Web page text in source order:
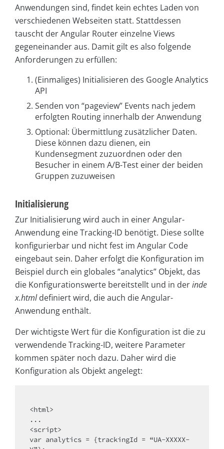
Anwendungen sind, findet kein echtes Laden von
verschiedenen Webseiten statt. Stattdessen
tauscht der Angular Router einzelne Views
gegeneinander aus. Damit gilt es also folgende
Anforderungen zu erfüllen:
(Einmaliges) Initialisieren des Google Analytics
API
Senden von “pageview” Events nach jedem
erfolgten Routing innerhalb der Anwendung
Optional: Übermittlung zusätzlicher Daten.
Diese können dazu dienen, ein
Kundensegment zuzuordnen oder den
Besucher in einem A/B-Test einer der beiden
Gruppen zuzuweisen
Initialisierung
Zur Initialisierung wird auch in einer Angular-
Anwendung eine Tracking-ID benötigt. Diese sollte
konfigurierbar und nicht fest im Angular Code
eingebaut sein. Daher erfolgt die Konfiguration im
Beispiel durch ein globales “analytics” Objekt, das
die Konfigurationswerte bereitstellt und in derinde
x.htmldefiniert wird, die auch die Angular-
Anwendung enthält.
Der wichtigste Wert für die Konfiguration ist die zu
verwendende Tracking-ID, weitere Parameter
kommen später noch dazu. Daher wird die
Konfiguration als Objekt angelegt:
<html>
...
<script>
var analytics = {trackingId = “UA-XXXXX-